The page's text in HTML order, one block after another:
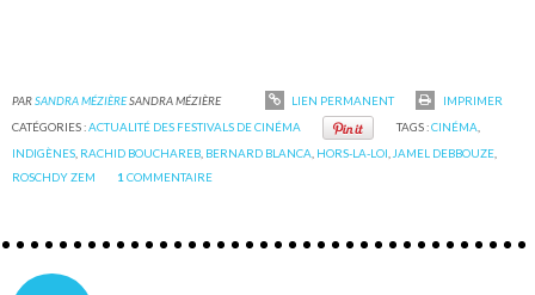
PARSANDRA MÉZIÈRESANDRA MÉZIÈRE LIEN PERMANENT
IMPRIMER
CATÉGORIES :ACTUALITÉ DES FESTIVALS DE CINÉMA TAGS :CINÉMA
INDIGÈNES RACHID BOUCHAREB BERNARD BLANCA HORS-LA-LOI JAMEL DEBBOUZE
ROSCHDY ZEM
1 COMMENTAIRE